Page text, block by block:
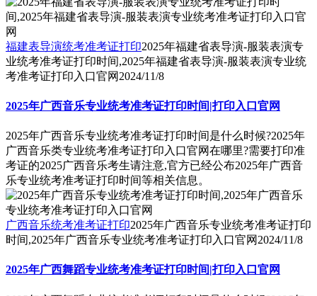
福建表导演统考准考证打印2025年福建省表导演-服装表演专
业统考准考证打印时间,2025年福建省表导演-服装表演专业统
考准考证打印入口官网 2024/11/8
2025年广西音乐专业统考准考证打印时间|打印入口官网
2025年广西音乐专业统考准考证打印时间是什么时候?2025年
广西音乐类专业统考准考证打印入口官网在哪里?需要打印准
考证的2025广西音乐考生请注意,官方已经公布2025年广西音
乐专业统考准考证打印时间等相关信息。
广西音乐统考准考证打印2025年广西音乐专业统考准考证打印
时间,2025年广西音乐专业统考准考证打印入口官网 2024/11/8
2025年广西舞蹈专业统考准考证打印时间|打印入口官网